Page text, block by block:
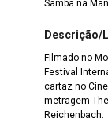
Samba na
Descrição/
Filmado no
Festival
cartaz no
metragem
Reichenbach.